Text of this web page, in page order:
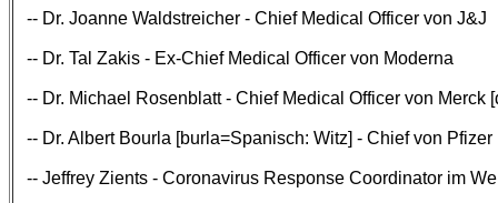
-- Dr. Joanne Waldstreicher - Chief Medical Officer von J&J
-- Dr. Tal Zakis - Ex-Chief Medical Officer von Moderna
-- Dr. Michael Rosenblatt - Chief Medical Officer von
-- Dr. Albert Bourla [burla=Spanisch: Witz] - Chief von Pfizer
-- Jeffrey Zients - Coronavirus Response Coordinator im